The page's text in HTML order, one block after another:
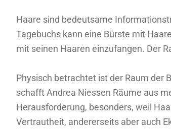
Haare sind bedeutsame
Tagebuchs kann eine Bürste mit
mit seinen Haaren einzufangen. Der
Physisch betrachtet ist der Raum der
schafft Andrea Niessen Räume aus
Herausforderung, besonders, weil
Vertrautheit, andererseits aber auch